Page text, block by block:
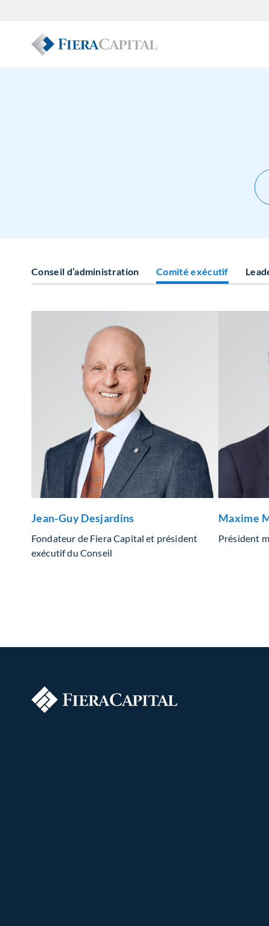
Conseil d’administration Comité exécutif
Jean-Guy Desjardins
Fondateur de Fiera Capital et président
exécutif du Conseil
Maxime
Président